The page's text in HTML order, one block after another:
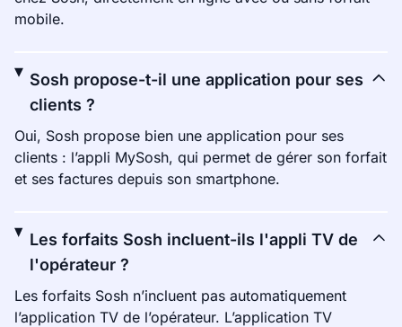
mobile.
Sosh propose-t-il une application pour ses
clients ?
Oui, Sosh propose bien une application pour ses
clients : l’appli MySosh, qui permet de gérer son forfait
et ses factures depuis son smartphone.
Les forfaits Sosh incluent-ils l'appli TV de
l'opérateur ?
Les forfaits Sosh n’incluent pas automatiquement
l’application TV de l’opérateur. L’application TV